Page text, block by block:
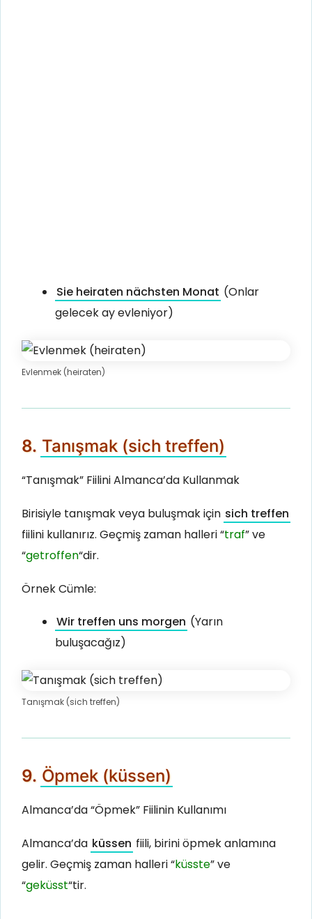
Sie heiraten nächsten Monat (Onlar
gelecek ay evleniyor)
Evlenmek (heiraten)
8. Tanışmak (sich treffen)
“Tanışmak” Fiilini Almanca’da Kullanmak
Birisiyle tanışmak veya buluşmak için sich treffen
fiilini kullanırız. Geçmiş zaman halleri “traf” ve
“getroffen“dir.
Örnek Cümle:
Wir treffen uns morgen (Yarın
buluşacağız)
Tanışmak (sich treffen)
9. Öpmek (küssen)
Almanca’da “Öpmek” Fiilinin Kullanımı
Almanca’da küssen fiili, birini öpmek anlamına
gelir. Geçmiş zaman halleri “küsste” ve
“geküsst“tir.